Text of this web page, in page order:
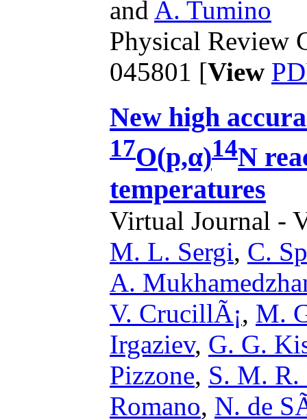
and A. Tumino
Physical Review
045801 [View
New high
17O(p,α)14N
temperatures
Virtual Journal -
M. L. Sergi, C.
A.
V. CrucillÃ¡, M.
Irgaziev, G. G.
Pizzone, S. M. R.
Romano, N. de